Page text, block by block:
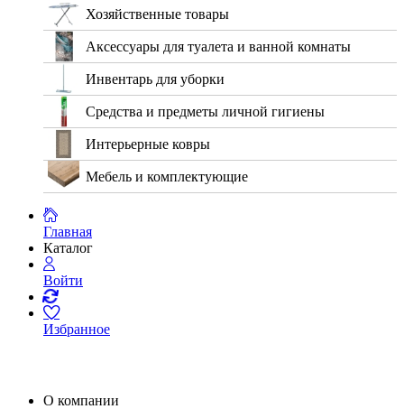
Хозяйственные товары
Аксессуары для туалета и ванной комнаты
Инвентарь для уборки
Средства и предметы личной гигиены
Интерьерные ковры
Мебель и комплектующие
Главная
Каталог
Войти
Избранное
О компании